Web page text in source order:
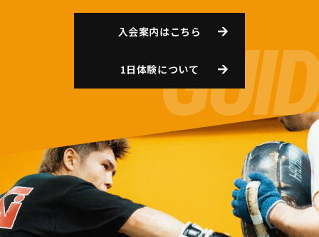
入会案内はこちら
1日体験について